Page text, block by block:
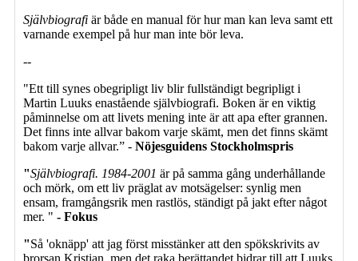
Självbiografi är både en manual för hur man kan leva samt ett
varnande exempel på hur man inte bör leva.
--
"Ett till synes obegripligt liv blir fullständigt begripligt i
Martin Luuks enastående självbiografi. Boken är en viktig
påminnelse om att livets mening inte är att apa efter grannen.
Det finns inte allvar bakom varje skämt, men det finns skämt
bakom varje allvar.” - Nöjesguidens Stockholmspris
"Självbiografi. 1984-2001 är på samma gång underhållande
och mörk, om ett liv präglat av motsägelser: synlig men
ensam, framgångsrik men rastlös, ständigt på jakt efter något
mer. " - Fokus
"Så 'oknäpp' att jag först misstänker att den spökskrivits av
brorsan Kristian, men det raka berättandet bidrar till att Luuks